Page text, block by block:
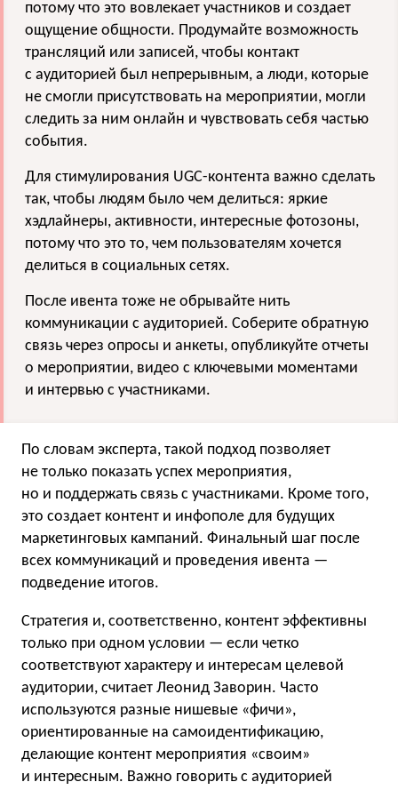
потому что это вовлекает участников и создает
ощущение общности. Продумайте возможность
трансляций или записей, чтобы контакт
с аудиторией был непрерывным, а люди, которые
не смогли присутствовать на мероприятии, могли
следить за ним онлайн и чувствовать себя частью
события.
Для стимулирования UGC-контента важно сделать
так, чтобы людям было чем делиться: яркие
хэдлайнеры, активности, интересные фотозоны,
потому что это то, чем пользователям хочется
делиться в социальных сетях.
После ивента тоже не обрывайте нить
коммуникации с аудиторией. Соберите обратную
связь через опросы и анкеты, опубликуйте отчеты
о мероприятии, видео с ключевыми моментами
и интервью с участниками.
По словам эксперта, такой подход позволяет
не только показать успех мероприятия,
но и поддержать связь с участниками. Кроме того,
это создает контент и инфополе для будущих
маркетинговых кампаний. Финальный шаг после
всех коммуникаций и проведения ивента —
подведение итогов.
Стратегия и, соответственно, контент эффективны
только при одном условии — если четко
соответствуют характеру и интересам целевой
аудитории, считает Леонид Заворин. Часто
используются разные нишевые «фичи»,
ориентированные на самоидентификацию,
делающие контент мероприятия «своим»
и интересным. Важно говорить с аудиторией